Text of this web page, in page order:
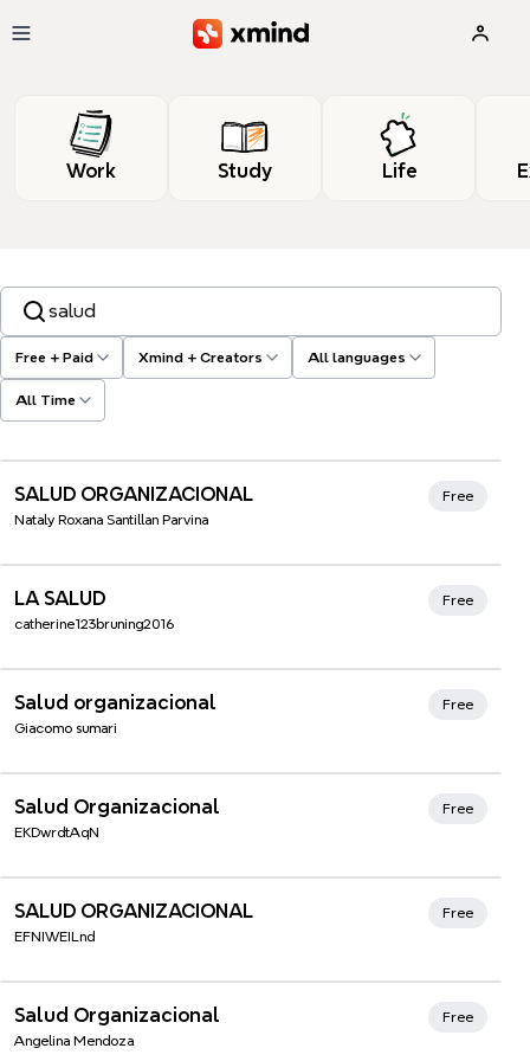
Work Study Life
Free + Paid Xmind + Creators All languages
All Time
Search templates, tags…
SALUD ORGANIZACIONAL
Nataly Roxana Santillan Parvina
Free
LA SALUD
catherine123bruning2016
Free
Salud organizacional
Giacomo sumari
Free
Salud Organizacional
EKDwrdtAqN
Free
SALUD ORGANIZACIONAL
EFNIWEILnd
Free
Salud Organizacional
Angelina Mendoza
Free